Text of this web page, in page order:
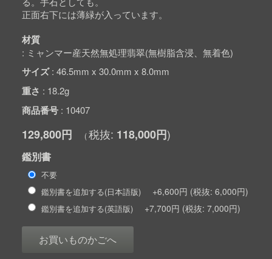
正面右下には薄緑が入っています。
材質
ミャンマー産天然無処理翡翠(無樹脂含浸、無着色)
サイズ 46.5mm x 30.0mm x 8.0mm
重さ 18.2g
商品番号 10407
129,800円 118,000円
鑑別書
不要
鑑別書を追加する(日本語版)
+6,600円 6,000円
鑑別書を追加する(英語版) +7,700円 7,000円
お買いものかごへ